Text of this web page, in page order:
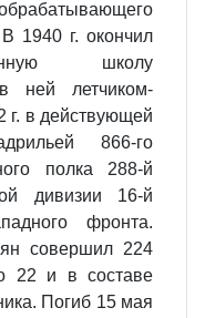
1940 г. окончил
школу
летчиком-
г. в действующей
866-го
полка 288-й
дивизии 16-й
фронта.
совершил 224
22 и в составе
Погиб 15 мая